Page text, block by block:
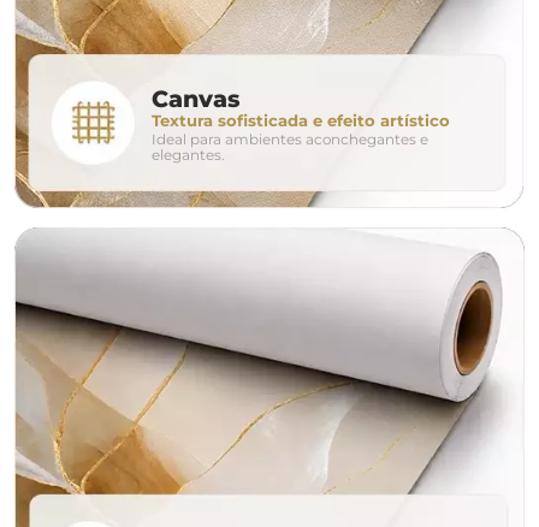
conjunto
avulso duo
o tamanho ideal para o seu ambiente é
Canvas
Textura sofisticada e efeito artístico
Ideal para ambientes aconchegantes e
elegantes.